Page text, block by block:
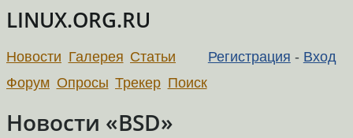
LINUX.ORG.RU
Регистрация - Вход
Новости Галерея Статьи
Форум Опросы Трекер Поиск
Новости «BSD»